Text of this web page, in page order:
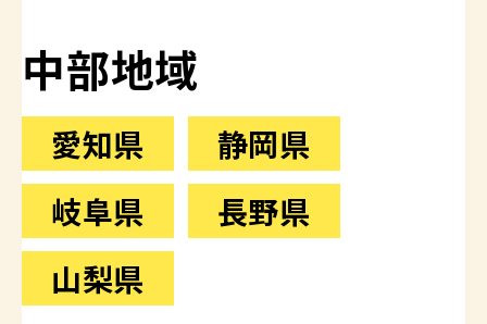
中部地域
愛知県
静岡県
岐阜県
長野県
山梨県